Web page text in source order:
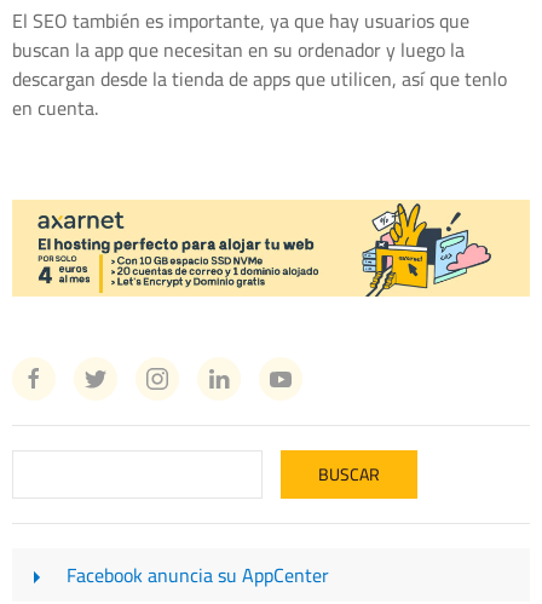
El SEO también es importante, ya que hay usuarios que
buscan la app que necesitan en su ordenador y luego la
descargan desde la tienda de apps que utilicen, así que tenlo
en cuenta.
Facebook anuncia su AppCenter